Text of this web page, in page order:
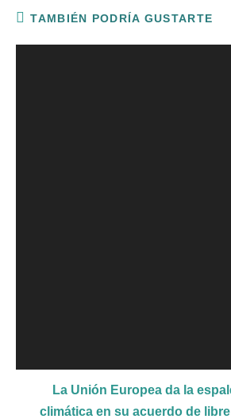
TAMBIÉN PODRÍA GUSTARTE
La Unión Europea da la
climática en su acuerdo de